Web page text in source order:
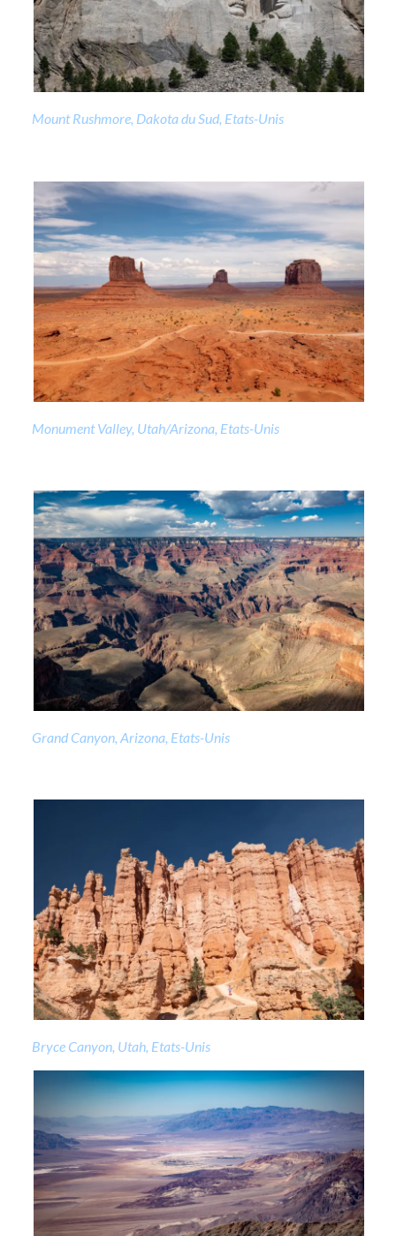
Mount Rushmore, Dakota du Sud, Etats-Unis
Monument Valley, Utah/Arizona, Etats-Unis
Grand Canyon, Arizona, Etats-Unis
Bryce Canyon, Utah, Etats-Unis